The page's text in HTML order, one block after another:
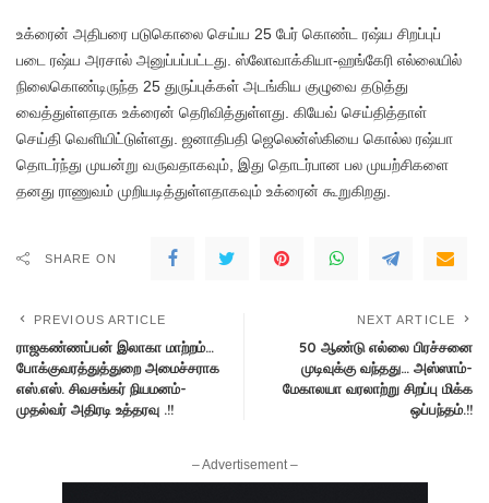
உக்ரைன் அதிபரை படுகொலை செய்ய 25 பேர் கொண்ட ரஷ்ய சிறப்புப்
படை ரஷ்ய அரசால் அனுப்பப்பட்டது. ஸ்லோவாக்கியா-ஹங்கேரி எல்லையில்
நிலைகொண்டிருந்த 25 துருப்புக்கள் அடங்கிய குழுவை தடுத்து
வைத்துள்ளதாக உக்ரைன் தெரிவித்துள்ளது. கியேவ் செய்தித்தாள்
செய்தி வெளியிட்டுள்ளது. ஜனாதிபதி ஜெலென்ஸ்கியை கொல்ல ரஷ்யா
தொடர்ந்து முயன்று வருவதாகவும், இது தொடர்பான பல முயற்சிகளை
தனது ராணுவம் முறியடித்துள்ளதாகவும் உக்ரைன் கூறுகிறது.
SHARE ON
PREVIOUS ARTICLE
ராஜகண்ணப்பன் இலாகா மாற்றம்…
போக்குவரத்துத்துறை அமைச்சராக
எஸ்.எஸ். சிவசங்கர் நியமனம்-
முதல்வர் அதிரடி உத்தரவு .!!
NEXT ARTICLE
50 ஆண்டு எல்லை பிரச்சனை
முடிவுக்கு வந்தது… அஸ்ஸாம்-
மேகாலயா வரலாற்று சிறப்பு மிக்க
ஒப்பந்தம்.!!
– Advertisement –